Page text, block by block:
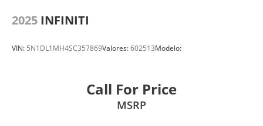
2025 INFINITI
VIN: 5N1DL1MH4SC357869Valores:602513Modelo:
Call For Price
MSRP